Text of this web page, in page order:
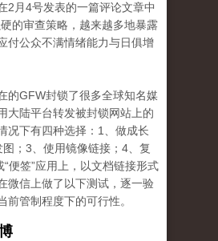
2月4号发表的一篇评论文章中
的审查策略，越来越多地暴露
付公众不满情绪能力与日俱增
的GFW封锁了很多全球知名媒
大陆平台转发被封锁网站上的
况下有四种选择：1、做成长
；3、使用镜像链接；4、复
“便签”应用上，以文档链接形式
微信上做了以下测试，逐一验
前管制程度下的可行性。